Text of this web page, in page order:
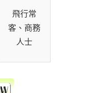
飛行常
客、商務
人士